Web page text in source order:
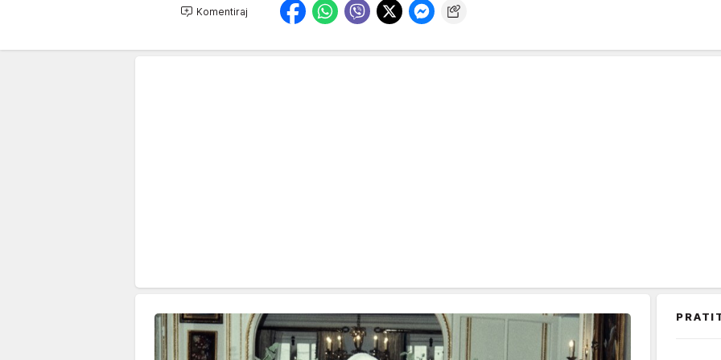
Komentiraj